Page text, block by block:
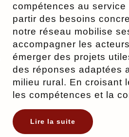
compétences au service
partir des besoins
notre réseau mobilise
accompagner les
émerger des projets
des réponses adaptées
milieu rural. En croisant
les compétences et la
Lire la suite:
Nos